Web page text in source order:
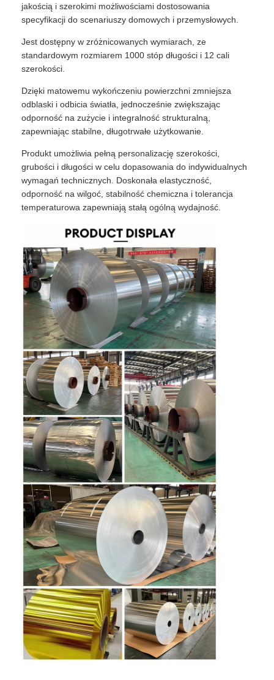
Do domu
Produkty
O nas
Wycieczka po fabryce
Kontrola jakości
Skontaktuj się z nami
Nowości
Sprawy
Poproś o wycenę
jakością i szerokimi możliwościami dostosowania
specyfikacji do scenariuszy domowych i przemysłowych.
Jest dostępny w zróżnicowanych wymiarach, ze
standardowym rozmiarem 1000 stóp długości i 12 cali
szerokości.
Dzięki matowemu wykończeniu powierzchni zmniejsza
odblaski i odbicia światła, jednocześnie zwiększając
odporność na zużycie i integralność strukturalną,
zapewniając stabilne, długotrwałe użytkowanie.
Produkt umożliwia pełną personalizację szerokości,
grubości i długości w celu dopasowania do indywidualnych
wymagań technicznych. Doskonała elastyczność,
odporność na wilgoć, stabilność chemiczna i tolerancja
temperaturowa zapewniają stałą ogólną wydajność.